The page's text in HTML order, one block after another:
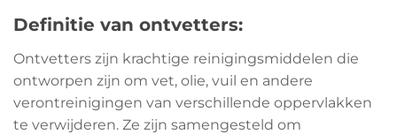
Definitie van ontvetters:
Ontvetters zijn krachtige reinigingsmiddelen die
ontworpen zijn om vet, olie, vuil en andere
verontreinigingen van verschillende oppervlakken
te verwijderen. Ze zijn samengesteld om